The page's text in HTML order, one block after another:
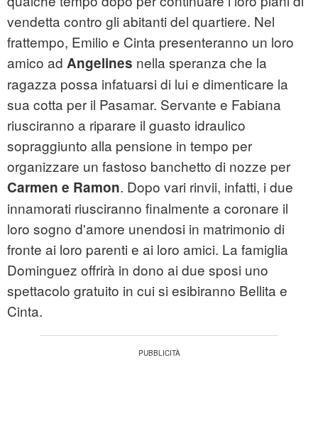
vendetta contro gli abitanti del quartiere. Nel
frattempo, Emilio e Cinta presenteranno un loro
amico ad Angelines nella speranza che la
ragazza possa infatuarsi di lui e dimenticare la
sua cotta per il Pasamar. Servante e Fabiana
riusciranno a riparare il guasto idraulico
sopraggiunto alla pensione in tempo per
organizzare un fastoso banchetto di nozze per
Carmen e Ramon. Dopo vari rinvii, infatti, i due
innamorati riusciranno finalmente a coronare il
loro sogno d'amore unendosi in matrimonio di
fronte ai loro parenti e ai loro amici. La famiglia
Dominguez offrirà in dono ai due sposi uno
spettacolo gratuito in cui si esibiranno Bellita e
Cinta.